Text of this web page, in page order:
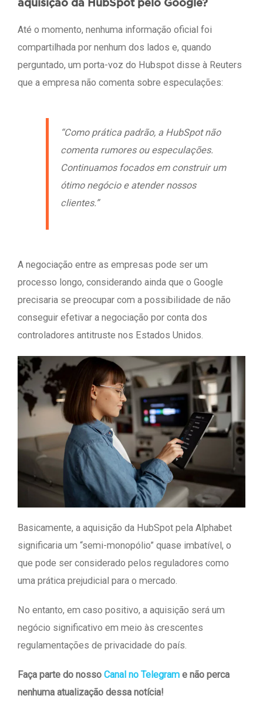
aquisição da HubSpot pelo Google?
Até o momento, nenhuma informação oficial foi
compartilhada por nenhum dos lados e, quando
perguntado, um porta-voz do Hubspot disse à Reuters
que a empresa não comenta sobre especulações:
“Como prática padrão, a HubSpot não
comenta rumores ou especulações.
Continuamos focados em construir um
ótimo negócio e atender nossos
clientes.”
A negociação entre as empresas pode ser um
processo longo, considerando ainda que o Google
precisaria se preocupar com a possibilidade de não
conseguir efetivar a negociação por conta dos
controladores antitruste nos Estados Unidos.
Basicamente, a aquisição da HubSpot pela Alphabet
significaria um “semi-monopólio” quase imbatível, o
que pode ser considerado pelos reguladores como
uma prática prejudicial para o mercado.
No entanto, em caso positivo, a aquisição será um
negócio significativo em meio às crescentes
regulamentações de privacidade do país.
Faça parte do nosso Canal no Telegram e não perca
nenhuma atualização dessa notícia!